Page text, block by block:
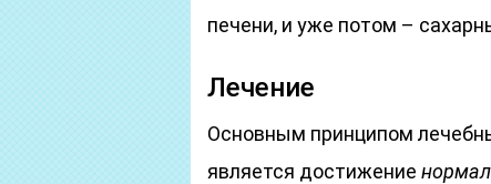
печени, и уже потом –
Лечение
Основным принципом
является достижение